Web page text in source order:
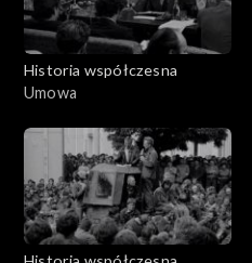
Historia współczesna
Umowa